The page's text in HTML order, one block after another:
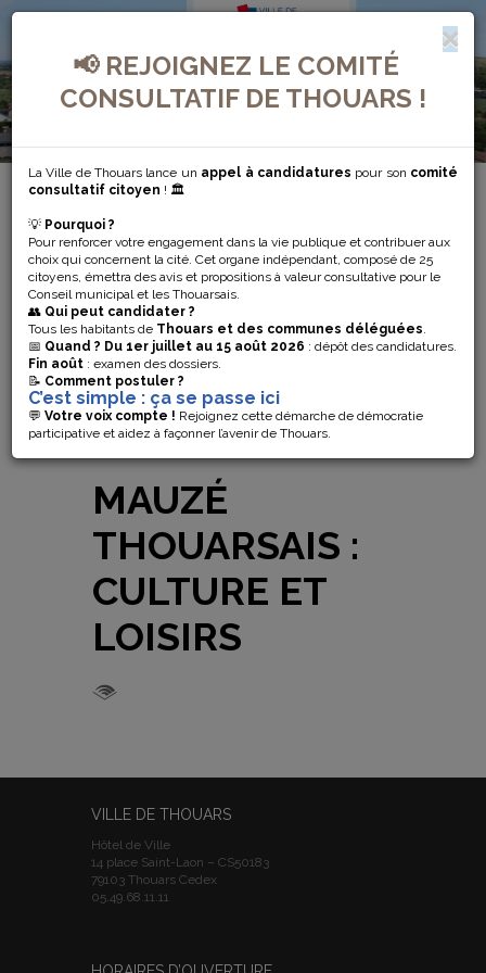
📢 REJOIGNEZ LE COMITÉ
CONSULTATIF DE THOUARS !
La Ville de Thouars lance un appel à candidatures pour son comité
consultatif citoyen ! 🏛️
💡 Pourquoi ?
Pour renforcer votre engagement dans la vie publique et contribuer aux
choix qui concernent la cité. Cet organe indépendant, composé de 25
citoyens, émettra des avis et propositions à valeur consultative pour le
Conseil municipal et les Thouarsais.
👥 Qui peut candidater ?
Tous les habitants de Thouars et des communes déléguées.
📅 Quand ? Du 1er juillet au 15 août 2026 : dépôt des candidatures.
Fin août : examen des dossiers.
📝 Comment postuler ?
C’est simple : ça se passe ici
💬 Votre voix compte ! Rejoignez cette démarche de démocratie
participative et aidez à façonner l’avenir de Thouars.
<Retour à la présentation de la commune
A
VOTRE
SERVICE
ENFANCE
ET
JEUNESSE
ET
SANTÉ
ET
LOISIRS
MAUZÉ
THOUARSAIS :
CULTURE ET
LOISIRS
VILLE DE THOUARS
Hôtel de Ville
14 place Saint-Laon – CS50183
79103 Thouars Cedex
05.49.68.11.11